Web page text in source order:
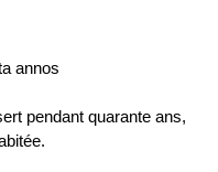
annos
pendant quarante ans,